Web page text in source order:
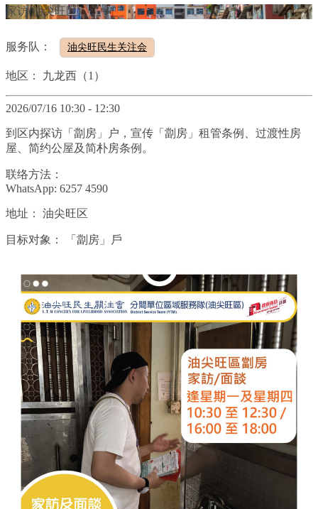
家访(油尖旺区)
服务队： 油尖旺民生关注会
地区： 九龙西（1）
2026/07/16 10:30 - 12:30
到区内探访「劏房」户，宣传「劏房」租管条例、过渡性房
屋、简约公屋及简朴房条例。
联络方法：
WhatsApp: 6257 4590
地址： 油尖旺区
目标对象： 「劏房」戶